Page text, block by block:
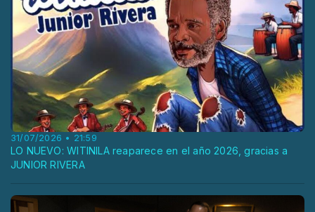
31/07/2026 • 21:59
LO NUEVO: WITINILA reaparece en el año 2026, gracias a
JUNIOR RIVERA